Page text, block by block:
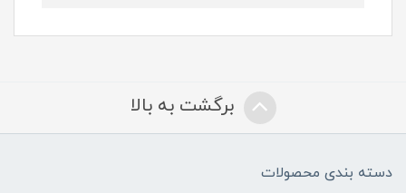
برگشت به بالا
دسته بندی محصولات